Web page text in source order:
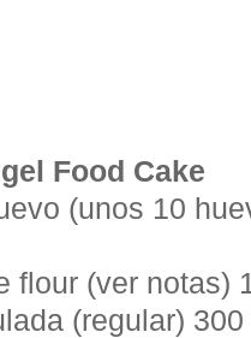
Food Cake
(unos 10
flour (ver notas)
(regular) 300